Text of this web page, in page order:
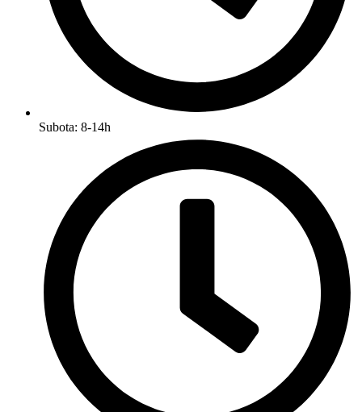
Subota: 8-14h